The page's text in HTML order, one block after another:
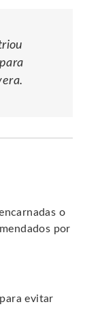
o
por
evitar